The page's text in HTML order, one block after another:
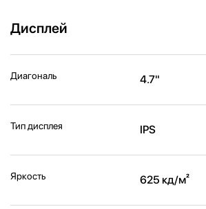
Дисплей
Диагональ 4.7"
Тип дисплея IPS
Яркость 625 кд/м²